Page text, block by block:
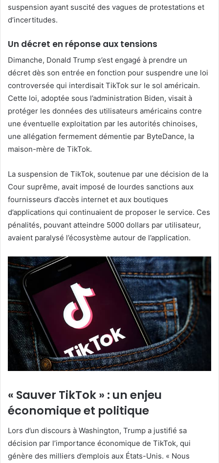
r
e
l
suspension ayant suscité des vagues de protestations et
d’incertitudes.
Un décret en réponse aux tensions
Dimanche, Donald Trump s’est engagé à prendre un
décret dès son entrée en fonction pour suspendre une loi
controversée qui interdisait TikTok sur le sol américain.
Cette loi, adoptée sous l’administration Biden, visait à
protéger les données des utilisateurs américains contre
une éventuelle exploitation par les autorités chinoises,
une allégation fermement démentie par ByteDance, la
maison-mère de TikTok.
La suspension de TikTok, soutenue par une décision de la
Cour suprême, avait imposé de lourdes sanctions aux
fournisseurs d’accès internet et aux boutiques
d’applications qui continuaient de proposer le service. Ces
pénalités, pouvant atteindre 5000 dollars par utilisateur,
avaient paralysé l’écosystème autour de l’application.
« Sauver TikTok » : un enjeu
économique et politique
Lors d’un discours à Washington, Trump a justifié sa
décision par l’importance économique de TikTok, qui
génère des milliers d’emplois aux États-Unis. « Nous